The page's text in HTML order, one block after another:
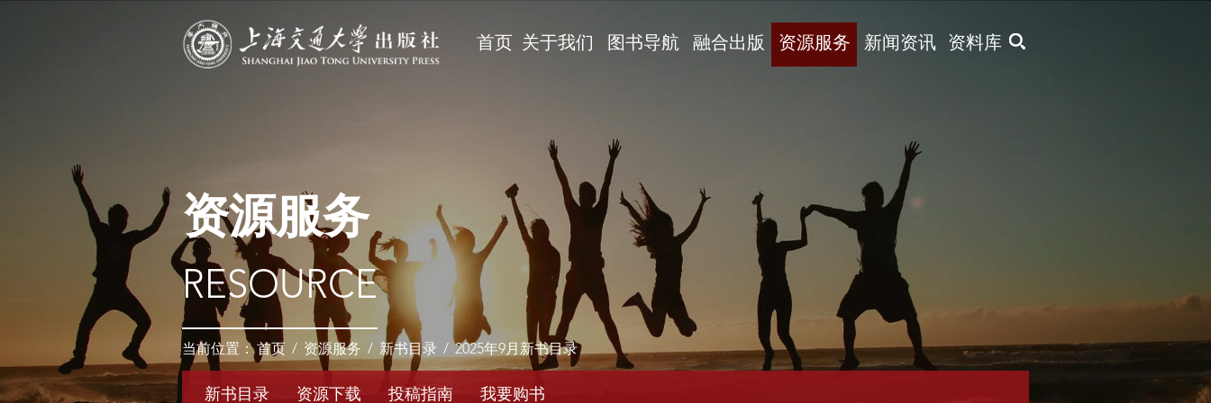
X
首页 关于我们 图书导航 融合出版 资源服务 新闻资讯 资料库
资源服务
RESOURCE
当前位置：首页 / 资源服务 / 新书目录 / 2025年9月新书目录
新书目录 资源下载 投稿指南 我要购书